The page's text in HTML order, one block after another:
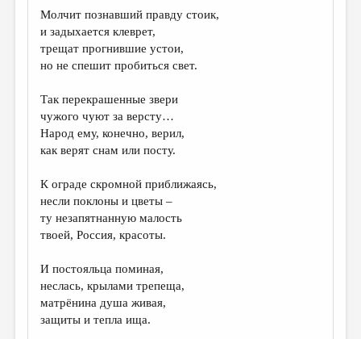
Молчит познавший правду стоик,
и задыхается клеврет,
трещат прогнившие устои,
но не спешит пробиться свет.
Так перекрашенные звери
чужого чуют за версту…
Народ ему, конечно, верил,
как верят снам или посту.
К ограде скромной приближаясь,
несли поклоны и цветы –
ту незапятнанную малость
твоей, Россия, красоты.
И постояльца поминая,
неслась, крылами трепеща,
матрёнина душа живая,
защиты и тепла ища.